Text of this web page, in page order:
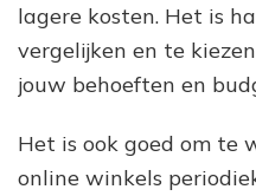
lagere kosten. Het is
vergelijken en te
jouw behoeften en
Het is ook goed om te
online winkels